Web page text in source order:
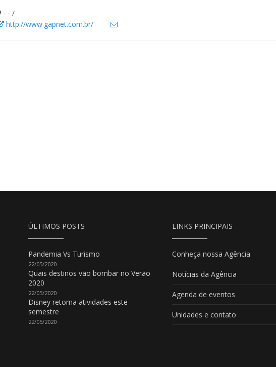
- - /
http://www.gapnet.com.br/
ÚLTIMOS POSTS
Pandemia Vs Turismo
22/05/2020
Quais destinos vão bombar no Verão
2020
22/05/2020
Disney retoma atividades este
semestre
22/05/2020
LINKS PRINCIPAIS
Conheça nossa Agência
Notícias da Agência
Agenda de eventos
Unidades e contato